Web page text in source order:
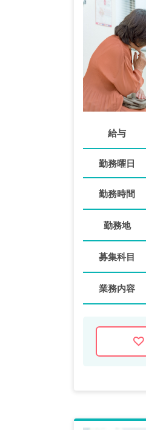
給与
勤務曜日
勤務時間
勤務地
募集科目
業務内容